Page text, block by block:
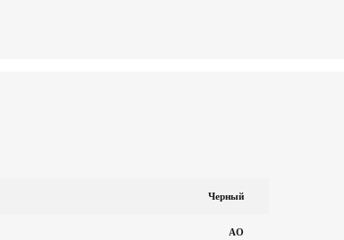
Черный
AO